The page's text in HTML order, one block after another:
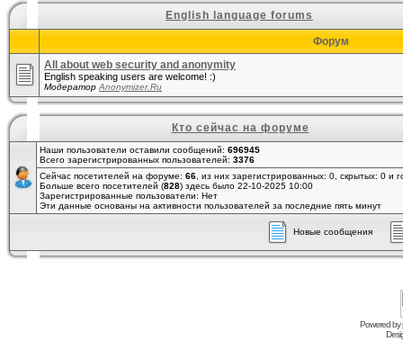
English language forums
Форум
All about web security and anonymity
English speaking users are welcome! :)
Модератор Anonymizer.Ru
Кто сейчас на форуме
Наши пользователи оставили сообщений: 696945
Всего зарегистрированных пользователей: 3376
Сейчас посетителей на форуме: 66 , из них зарегистрированных: 0, скрытых: 0
Больше всего посетителей (828) здесь было 22-10-2025 10:00
Зарегистрированные пользователи: Нет
Эти данные основаны на активности пользователей за последние пять минут
Новые сообщения
Powered by